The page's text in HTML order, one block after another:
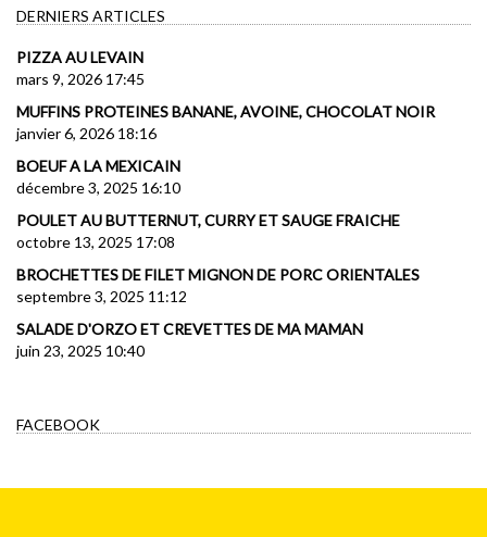
DERNIERS ARTICLES
PIZZA AU LEVAIN
mars 9, 2026 17:45
MUFFINS PROTEINES BANANE, AVOINE, CHOCOLAT NOIR
janvier 6, 2026 18:16
BOEUF A LA MEXICAIN
décembre 3, 2025 16:10
POULET AU BUTTERNUT, CURRY ET SAUGE FRAICHE
octobre 13, 2025 17:08
BROCHETTES DE FILET MIGNON DE PORC ORIENTALES
septembre 3, 2025 11:12
SALADE D'ORZO ET CREVETTES DE MA MAMAN
juin 23, 2025 10:40
FACEBOOK